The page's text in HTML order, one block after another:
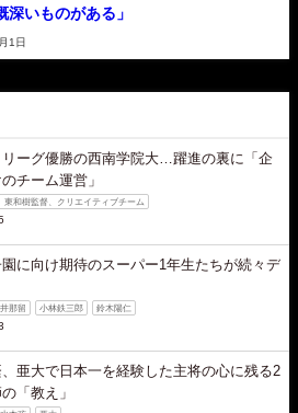
深いものがある」
1日
リーグ優勝の西南学院大…躍進の裏に「企
チーム運営」
東和樹監督、クリエイティブチーム
に向け期待のスーパー1年生たちが続々デ
那留 小林鉄三郎 鈴木陽仁
亜大で日本一を経験した主将の心に残る2
「教え」